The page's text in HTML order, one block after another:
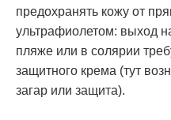
предохранять кожу от
ультрафиолетом: выход
пляже или в солярии
защитного крема (тут
загар или защита).